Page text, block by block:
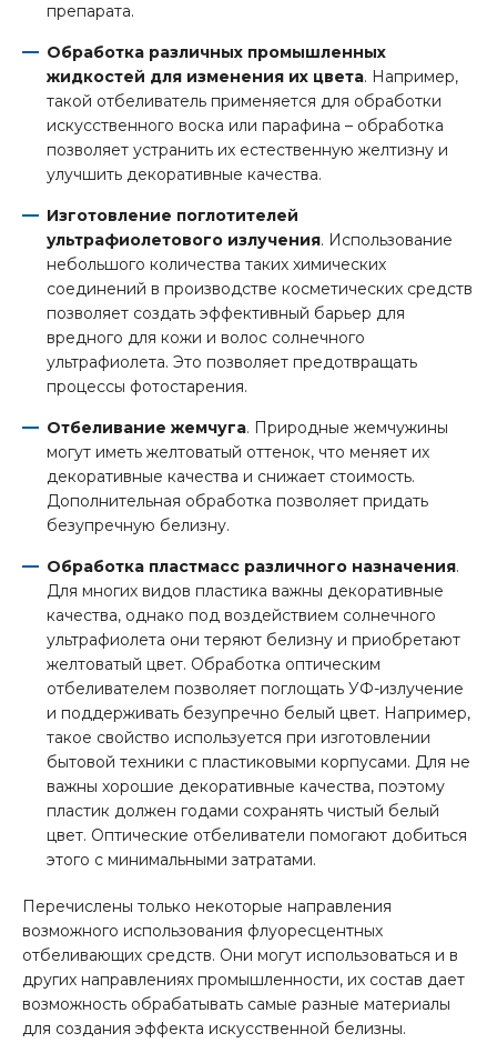
препарата.
Обработка различных промышленных
жидкостей для изменения их цвета. Например,
такой отбеливатель применяется для обработки
искусственного воска или парафина – обработка
позволяет устранить их естественную желтизну и
улучшить декоративные качества.
Изготовление поглотителей
ультрафиолетового излучения. Использование
небольшого количества таких химических
соединений в производстве косметических средств
позволяет создать эффективный барьер для
вредного для кожи и волос солнечного
ультрафиолета. Это позволяет предотвращать
процессы фотостарения.
Отбеливание жемчуга. Природные жемчужины
могут иметь желтоватый оттенок, что меняет их
декоративные качества и снижает стоимость.
Дополнительная обработка позволяет придать
безупречную белизну.
Обработка пластмасс различного назначения.
Для многих видов пластика важны декоративные
качества, однако под воздействием солнечного
ультрафиолета они теряют белизну и приобретают
желтоватый цвет. Обработка оптическим
отбеливателем позволяет поглощать УФ-излучение
и поддерживать безупречно белый цвет. Например,
такое свойство используется при изготовлении
бытовой техники с пластиковыми корпусами. Для не
важны хорошие декоративные качества, поэтому
пластик должен годами сохранять чистый белый
цвет. Оптические отбеливатели помогают добиться
этого с минимальными затратами.
Перечислены только некоторые направления
возможного использования флуоресцентных
отбеливающих средств. Они могут использоваться и в
других направлениях промышленности, их состав дает
возможность обрабатывать самые разные материалы
для создания эффекта искусственной белизны.